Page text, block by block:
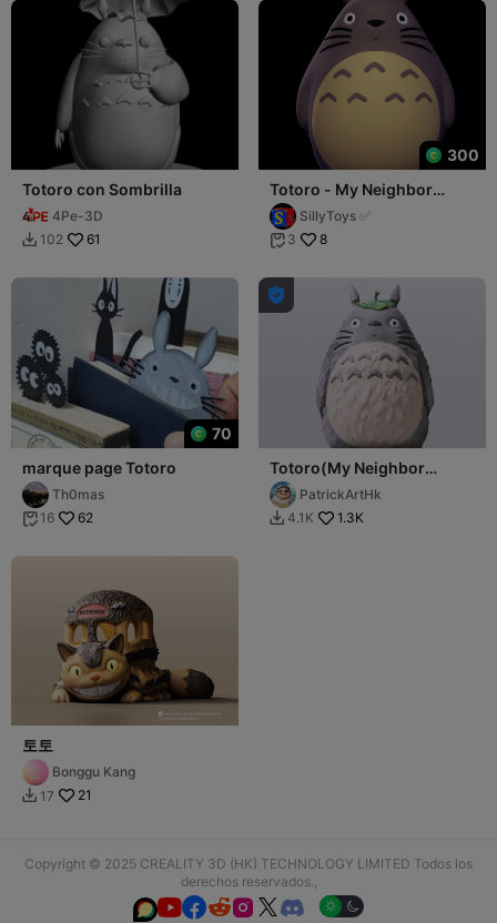
Totoro con Sombrilla
4Pe-3D
 102 61
300
Totoro - My Neighbor
TotoroSillyToys ✅
 3 8
70
marque page Totoro
Th0mas
 16 62

Totoro(My Neighbor
Totoro)PatrickArtHk
 4.1K 1.3K
토토
Bonggu Kang
 17 21
Copyright © 2025 CREALITY 3D (HK) TECHNOLOGY LIMITED Todos los
derechos reservados.,
  